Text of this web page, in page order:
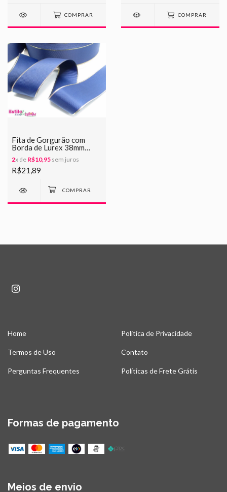
COMPRAR COMPRAR
Fita de Gorgurão com
Borda de Lurex 38mm
-159 Azul Marinho
2x de R$10,95 sem juros
R$21,89
Home Politica de Privacidade
Termos de Uso Contato
Perguntas Frequentes Políticas de Frete Grátis
Formas de pagamento
Meios de envio